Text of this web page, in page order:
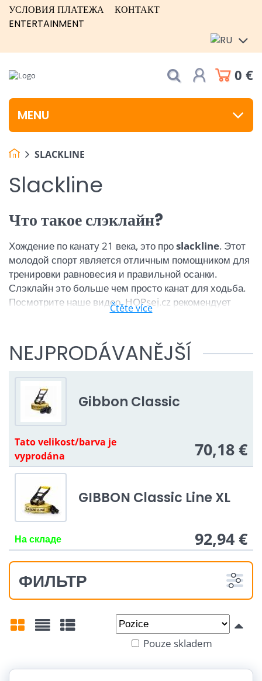
УСЛОВИЯ ПЛАТЕЖА
КОНТАКТ
ENTERTAINMENT
0 €
MENU
SLACKLINE
Slackline
Что такое слэклайн?
Хождение по канату 21 века, это проslackline. Этот
молодой спорт является отличным помощником для
тренировки равновесия и правильной осанки.
Слэклайн это больше чем просто канат для ходьба.
Посмотрите наше видео. HOPsej.cz рекомендует
"Equilibrium"
Для максимального веселья с друзьями и семьёй
Slackline видео
Článek o slackline
děti |Pružná slackline
Čtěte více
NEJPRODÁVANĚJŠÍ
Gibbon Classic
Tato velikost/barva je
vyprodána
70,18 €
GIBBON Classic Line XL
На складе 92,94 €
ФИЛЬТР
Do:
Délka:
Pouze skladem